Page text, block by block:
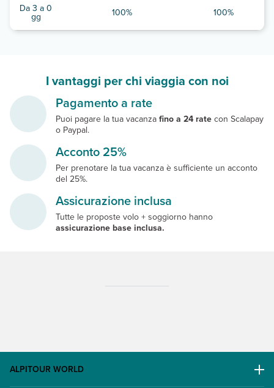
Da 3 a 0
gg 100% 100%
I vantaggi per chi viaggia con noi
Pagamento a rate
Puoi pagare la tua vacanza fino a 24 rate con Scalapay
o Paypal.
Acconto 25%
Per prenotare la tua vacanza è sufficiente un acconto
del 25%.
Assicurazione inclusa
Tutte le proposte volo + soggiorno hanno
assicurazione base inclusa.
ALPITOUR WORLD